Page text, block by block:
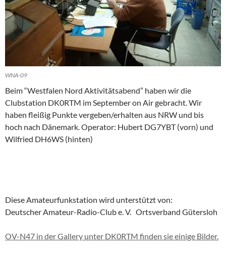
WNA-09
Beim “Westfalen Nord Aktivitätsabend” haben wir die
Clubstation DK0RTM im September on Air gebracht. Wir
haben fleißig Punkte vergeben/erhalten aus NRW und bis
hoch nach Dänemark. Operator: Hubert DG7YBT (vorn) und
Wilfried DH6WS (hinten)
Diese Amateurfunkstation wird unterstützt von:
Deutscher Amateur-Radio-Club e. V. Ortsverband Gütersloh
OV-N47 in der Gallery unter DK0RTM finden sie einige Bilder.